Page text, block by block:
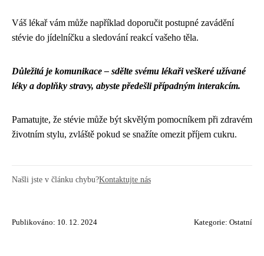
Váš lékař vám může například doporučit postupné zavádění
stévie do jídelníčku a sledování reakcí vašeho těla.
Důležitá je komunikace – sdělte svému lékaři veškeré užívané
léky a doplňky stravy, abyste předešli případným interakcím.
Pamatujte, že stévie může být skvělým pomocníkem při zdravém
životním stylu, zvláště pokud se snažíte omezit příjem cukru.
Našli jste v článku chybu?Kontaktujte nás
Publikováno: 10. 12. 2024 Kategorie: Ostatní